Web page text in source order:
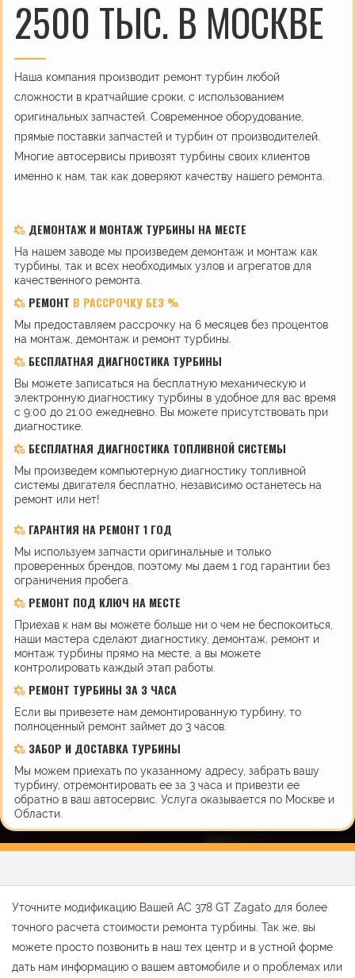
2500 ТЫС. В МОСКВЕ
Наша компания производит ремонт турбин любой
сложности в кратчайшие сроки, с использованием
оригинальных запчастей. Современное оборудование,
прямые поставки запчастей и турбин от производителей.
Многие автосервисы привозят турбины своих клиентов
именно к нам, так как доверяют качеству нашего ремонта.
ДЕМОНТАЖ И МОНТАЖ ТУРБИНЫ НА МЕСТЕ
На нашем заводе мы произведем демонтаж и монтаж как
турбины, так и всех необходимых узлов и агрегатов для
качественного ремонта.
РЕМОНТ В РАССРОЧКУ БЕЗ %
Мы предоставляем рассрочку на 6 месяцев без процентов
на монтаж, демонтаж и ремонт турбины.
БЕСПЛАТНАЯ ДИАГНОСТИКА ТУРБИНЫ
Вы можете записаться на бесплатную механическую и
электронную диагностику турбины в удобное для вас время
с 9:00 до 21:00 ежедневно. Вы можете присутствовать при
диагностике.
БЕСПЛАТНАЯ ДИАГНОСТИКА ТОПЛИВНОЙ СИСТЕМЫ
Мы произведем компьютерную диагностику топливной
системы двигателя бесплатно, независимо останетесь на
ремонт или нет!
ГАРАНТИЯ НА РЕМОНТ 1 ГОД
Мы используем запчасти оригинальные и только
проверенных брендов, поэтому мы даем 1 год гарантии без
ограничения пробега.
РЕМОНТ ПОД КЛЮЧ НА МЕСТЕ
Приехав к нам вы можете больше ни о чем не беспокоиться,
наши мастера сделают диагностику, демонтаж, ремонт и
монтаж турбины прямо на месте, а вы можете
контролировать каждый этап работы.
РЕМОНТ ТУРБИНЫ ЗА 3 ЧАСА
Если вы привезете нам демонтированную турбину, то
полноценный ремонт займет до 3 часов.
ЗАБОР И ДОСТАВКА ТУРБИНЫ
Мы можем приехать по указанному адресу, забрать вашу
турбину, отремонтировать ее за 3 часа и привезти ее
обратно в ваш автосервис. Услуга оказывается по Москве и
Области.
Уточните модификацию Вашей AC 378 GT Zagato для более
точного расчета стоимости ремонта турбины. Так же, вы
можете просто позвонить в наш тех центр и в устной форме
дать нам информацию о вашем автомобиле и о проблемах или